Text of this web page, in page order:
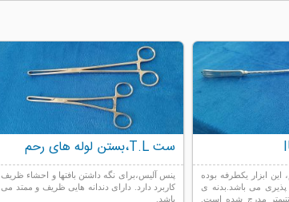
ست T.L،بستن لوله های رحم
پنس آلیس،برای نگه داشتن بافتها و احشاء ظریف
کاربرد دارد. دارای دندانه هایی ظریف و ممتد می
باشد.
این ابزار یکطرفه بوده
پذیری می باشد.بدنه ی
مدرج شده است.